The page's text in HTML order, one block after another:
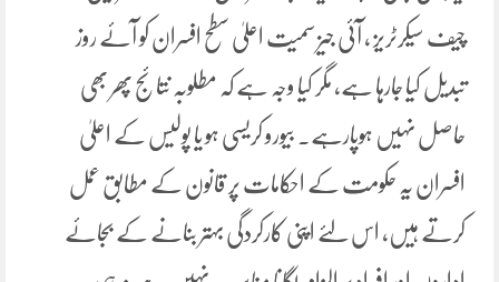
چیف سیکرٹریز ، آئی جیز سمیت اعلیٰ سطح افسران کو آئے روز
تبدیل کیا جارہا ہے، مگر کیا وجہ ہے کہ مطلوبہ نتائج پھر بھی
حاصل نہیں ہوپارہے۔ بیورو کریسی ہو یا پولیس کے اعلیٰ
افسران یہ حکومت کے احکامات پر قانون کے مطابق عمل
کرتے ہیں، اس لئے اپنی کارکردگی بہتر بنانے کے بجائے